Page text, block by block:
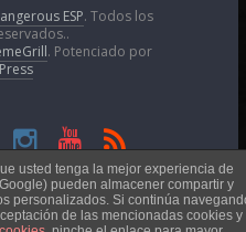
ESP. Todos los
. Potenciado por
unaLicencia Creative Commons
usted tenga la mejor experiencia de
pueden almacener compartir y
personalizados. Si continúa
de las mencionadas cookies y